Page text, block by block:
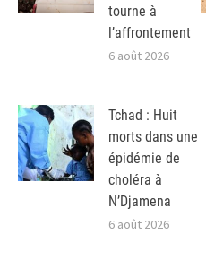
tourne à
l’affrontement
6 août 2026
Tchad : Huit
morts dans une
épidémie de
choléra à
N’Djamena
6 août 2026